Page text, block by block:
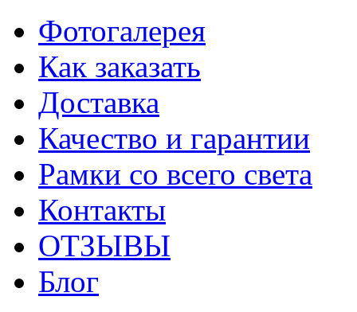
Фотогалерея
Как заказать
Доставка
Качество и гарантии
Рамки со всего света
Контакты
ОТЗЫВЫ
Блог